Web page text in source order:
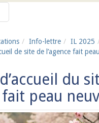
Info-lettre IL 2025
de site de l’agence fait
du
fait peau